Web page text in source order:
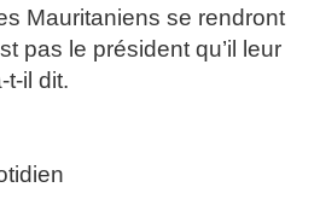
Mauritaniens se rendront
pas le président qu’il leur
t-il dit.